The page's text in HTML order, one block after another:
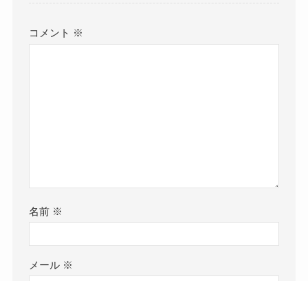
コメント ※
名前 ※
メール ※